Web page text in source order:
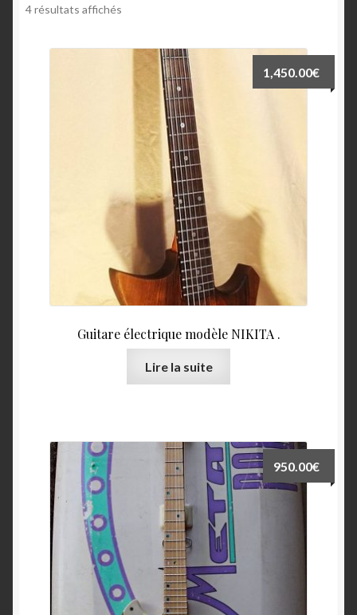
Panier
Validation de la commande
4 résultats affichés
Guitare électrique modèle NIKITA .
1,450.00€
Lire la suite
950.00€